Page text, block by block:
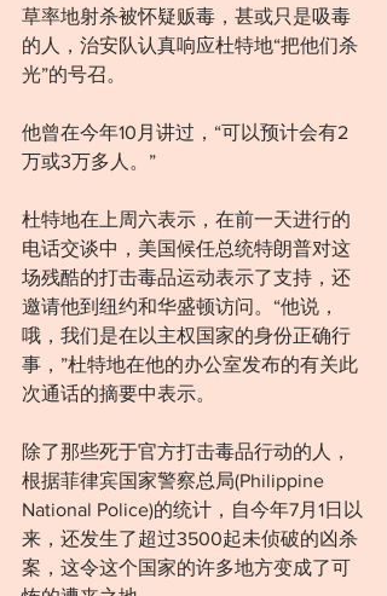
草率地射杀被怀疑贩毒，甚或只是吸毒
的人，治安队认真响应杜特地“把他们杀
光”的号召。
他曾在今年10月讲过，“可以预计会有2
万或3万多人。”
杜特地在上周六表示，在前一天进行的
电话交谈中，美国候任总统特朗普对这
场残酷的打击毒品运动表示了支持，还
邀请他到纽约和华盛顿访问。“他说，
哦，我们是在以主权国家的身份正确行
事，”杜特地在他的办公室发布的有关此
次通话的摘要中表示。
除了那些死于官方打击毒品行动的人，
根据菲律宾国家警察总局(Philippine
National Police)的统计，自今年7月1日以
来，还发生了超过3500起未侦破的凶杀
案，这令这个国家的许多地方变成了可